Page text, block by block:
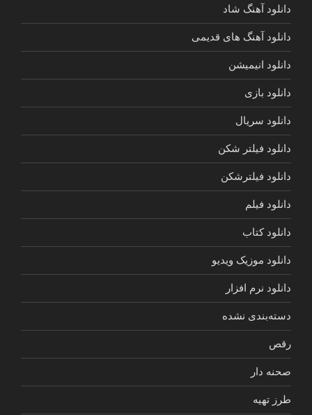
دانلود آهنگ شاد
دانلود آهنگ های قدیمی
دانلود انیمیشن
دانلود بازی
دانلود سریال
دانلود فیلتر شکن
دانلود فیلترشکن
دانلود فیلم
دانلود کتاب
دانلود موزیک ویدیو
دانلود نرم افزار
دسته‌بندی نشده
رقص
صحنه دار
طرز تهیه